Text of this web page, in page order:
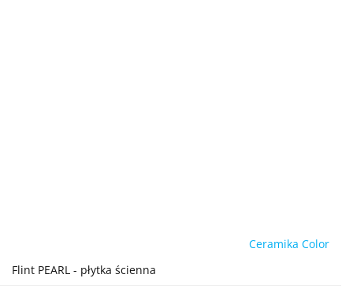
Ceramika Color
Flint PEARL - płytka ścienna